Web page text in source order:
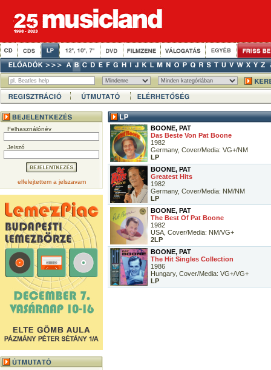
Felhasználónév
Jelszó
elfelejtettem a jelszavam
BOONE, PAT
Das Beste Von Pat Boone
1982
Germany, Cover/Media: VG+/NM
LP
BOONE, PAT
Greatest Hits
1982
Germany, Cover/Media: NM/NM
LP
BOONE, PAT
The Best Of Pat Boone
1982
USA, Cover/Media: NM/VG+
2LP
BOONE, PAT
The Hit Singles Collection
1986
Hungary, Cover/Media: VG+/VG+
LP